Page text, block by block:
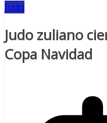
Judo
Judo zuliano
Copa Navidad